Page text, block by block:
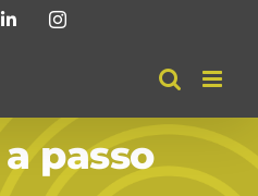
LinkedInInstagram
passo